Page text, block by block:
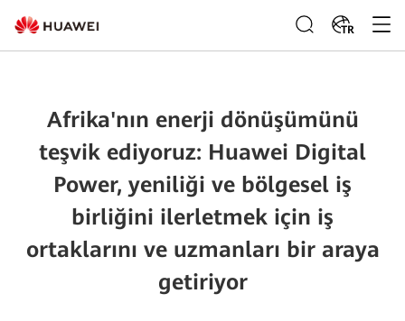
TR
Afrika'nın enerji dönüşümünü
teşvik ediyoruz: Huawei Digital
Power, yeniliği ve bölgesel iş
birliğini ilerletmek için iş
ortaklarını ve uzmanları bir araya
getiriyor